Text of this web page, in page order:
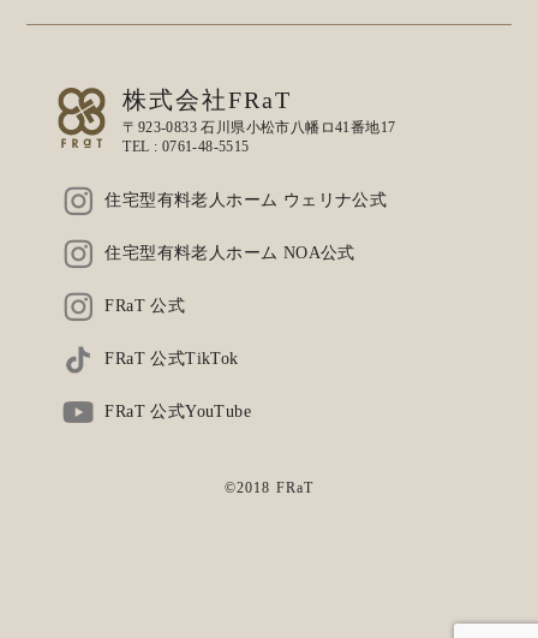
株式会社FRaT
〒923-0833 石川県小松市八幡ロ41番地17
TEL : 0761-48-5515
住宅型有料老人ホーム ウェリナ公式
住宅型有料老人ホーム NOA公式
FRaT 公式
FRaT 公式TikTok
FRaT 公式YouTube
©2018 FRaT